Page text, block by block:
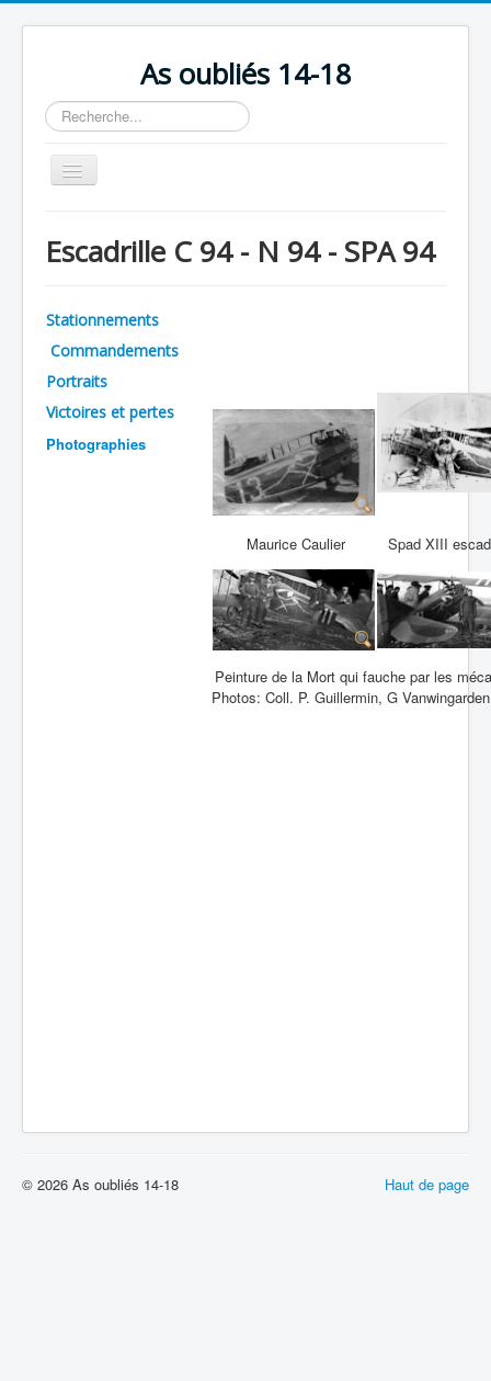
As oubliés 14-18
Rechercher
Basculer
la
Chronologie
Avions
Personnels
Formation
Escadrille C 94 - N 94 - SPA 94
Stationnements
Commandements
Portraits
Victoires et pertes
Photographies
Maurice Caulier Spad XIII
Peinture de la Mort qui fauche par les
Photos: Coll. P. Guillermin, G
Haut de page
© 2026 As oubliés 14-18